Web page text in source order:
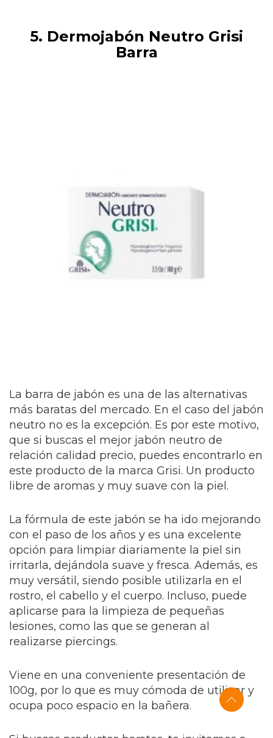
5. Dermojabón Neutro Grisi
Barra
La barra de jabón es una de las alternativas
más baratas del mercado. En el caso del jabón
neutro no es la excepción. Es por este motivo,
que si buscas el mejor jabón neutro de
relación calidad precio, puedes encontrarlo en
este producto de la marca Grisi. Un producto
libre de aromas y muy suave con la piel.
La fórmula de este jabón se ha ido mejorando
con el paso de los años y es una excelente
opción para limpiar diariamente la piel sin
irritarla, dejándola suave y fresca. Además, es
muy versátil, siendo posible utilizarla en el
rostro, el cabello y el cuerpo. Incluso, puede
aplicarse para la limpieza de pequeñas
lesiones, como las que se generan al
realizarse piercings.
Viene en una conveniente presentación de
100g, por lo que es muy cómoda de utilizar y
ocupa poco espacio en la bañera.